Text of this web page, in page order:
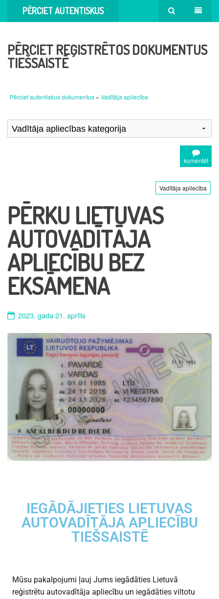
PĒRCIET AUTENTISKUS
PĒRCIET REĢISTRĒTOS DOKUMENTUS
TIEŠSAISTĒ
Pērciet autentiskus dokumentus » Vadītāja apliecība
komentēt
Vadītāja apliecība
PĒRKU LIETUVAS
AUTOVADĪTĀJA
APLIECĪBU BEZ
EKSĀMENA
2023. gada 21. aprīlis
IEGĀDĀJIETIES LIETUVAS
AUTOVADĪTĀJA APLIECĪBU
TIEŠSAISTĒ
Mūsu pakalpojumi ļauj Jums iegādāties Lietuvā
reģistrētu autovadītāja apliecību un iegādāties viltotu